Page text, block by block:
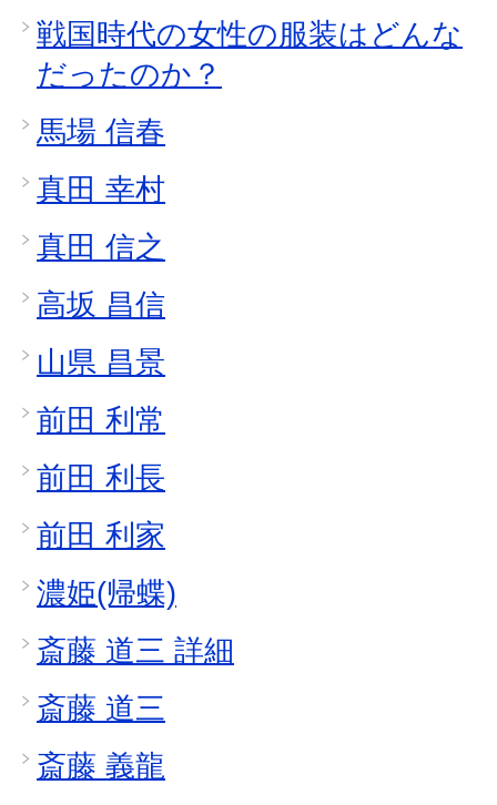
戦国時代の女性の服装はどんな
だったのか？
馬場 信春
真田 幸村
真田 信之
高坂 昌信
山県 昌景
前田 利常
前田 利長
前田 利家
濃姫(帰蝶)
斎藤 道三 詳細
斎藤 道三
斎藤 義龍